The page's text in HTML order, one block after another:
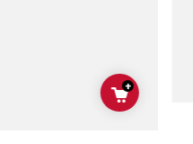
ADD TO
+